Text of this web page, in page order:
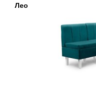
Лео